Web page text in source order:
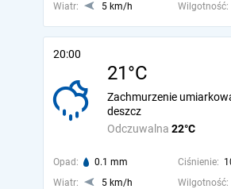
Wiatr:
5 km/h Wilgotność:
20:00
21°C
Odczuwalna 22°C
Zachmurzenie
deszcz
Opad: 0.1 mm Ciśnienie:
Wiatr:
5 km/h Wilgotność: